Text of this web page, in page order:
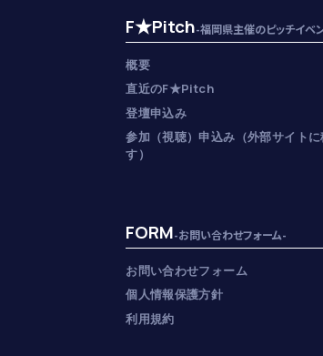
F★Pitch-福岡県主催のピッチイベ
概要
直近のF★Pitch
登壇申込み
参加（視聴）申込み（外部サイトに
す）
FORM-お問い合わせフォーム-
お問い合わせフォーム
個人情報保護方針
利用規約